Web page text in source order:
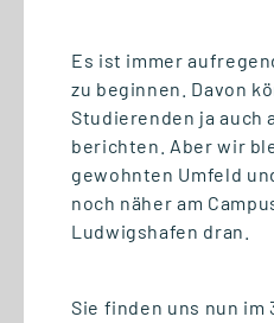
Es ist immer
zu beginnen. Davon
Studierenden ja auch
berichten. Aber wir
gewohnten Umfeld
noch näher am
Ludwigshafen dran.
Sie finden uns nun im